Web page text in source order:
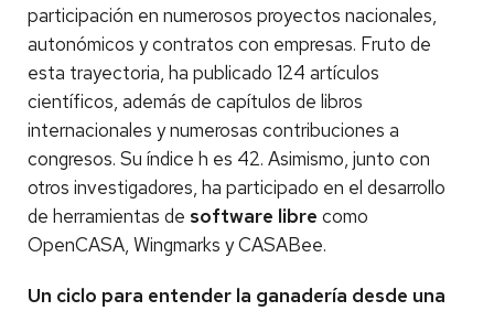
participación en numerosos proyectos nacionales,
autonómicos y contratos con empresas. Fruto de
esta trayectoria, ha publicado 124 artículos
científicos, además de capítulos de libros
internacionales y numerosas contribuciones a
congresos. Su índice h es 42. Asimismo, junto con
otros investigadores, ha participado en el desarrollo
de herramientas de software libre como
OpenCASA, Wingmarks y CASABee.
Un ciclo para entender la ganadería desde una